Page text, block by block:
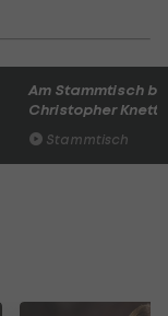
Am Stammtisch
Christopher Knett
Stammtisch